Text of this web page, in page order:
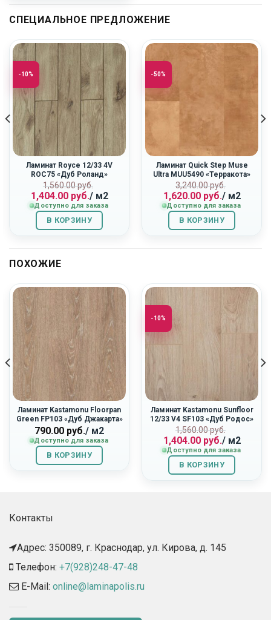
СПЕЦИАЛЬНОЕ ПРЕДЛОЖЕНИЕ
-10%
Ламинат Royce 12/33 4V
ROC75 «Дуб Роланд»
1,560.00руб.
Первоначальная
цена
составляла
1,560.00
руб..
1,404.00руб.
Текущая
цена:
1,404.00
руб..
/ м2
Доступно для заказа
В КОРЗИНУ
-50%
Ламинат Quick Step Muse
Ultra MUU5490 «Терракота»
3,240.00руб.
цена
составляла
3,240.00
руб..
1,620.00руб.
Текущая
цена:
1,620.00
руб..
/ м2
Доступно для заказа
В КОРЗИНУ
ПОХОЖИЕ
Ламинат Kastamonu Floorpan
Green FP103 «Дуб Джакарта»
790.00 руб./ м2
Доступно для заказа
В КОРЗИНУ
-10%
Ламинат Kastamonu Sunfloor
12/33 V4 SF103 «Дуб Родос»
1,560.00руб.
цена
составляла
1,560.00
руб..
1,404.00руб.
Текущая
цена:
1,404.00
руб..
/ м2
Доступно для заказа
В КОРЗИНУ
Контакты
Адрес: 350089, г. Краснодар, ул. Кирова, д. 145​
Телефон: +7(928)248-47-48
E-Mail: online@laminapolis.ru